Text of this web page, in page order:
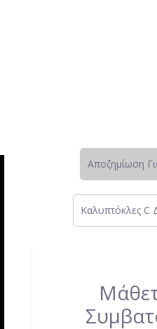
Αποζημίωση
Καλυπτόκλες C